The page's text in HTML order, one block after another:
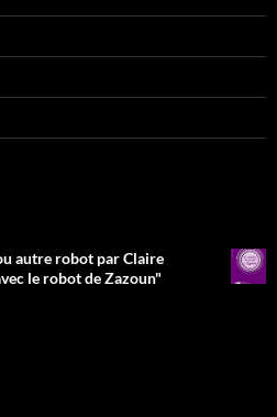
autre robot par Claire
le robot de Zazoun"